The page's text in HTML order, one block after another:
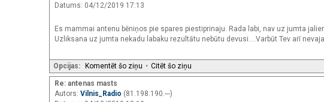
Datums: 04/12/2019 17:13
Es mammai antenu bēniņos pie spares piestiprinaju. Rada labi, nav uz jumta
Uzliksana uz jumta nekadu labaku rezultātu nebūtu devusi....Varbūt Tev arī
Opcijas: Komentēt šo ziņu • Citēt šo ziņu
Re: antenas masts
Autors: Vilnis_Radio (81.198.190.---)